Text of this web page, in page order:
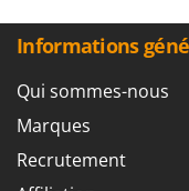
Informations
Qui sommes-nous
Marques
Recrutement